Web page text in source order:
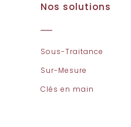
Nos solutions
Sous-Traitance
Sur-Mesure
Clés en main